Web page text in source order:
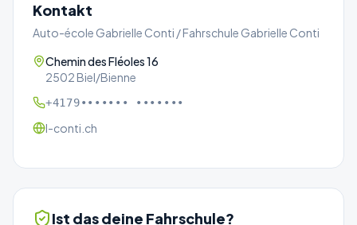
Kontakt
Auto-école Gabrielle Conti / Fahrschule Gabrielle Conti
Chemin des Fléoles 16
2502 Biel/Bienne
+4179••••••• •••••••
l-conti.ch
Ist das deine Fahrschule?